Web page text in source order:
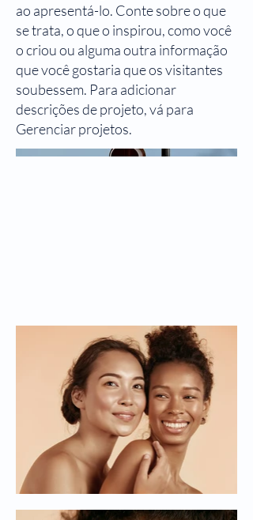
ao apresentá-lo. Conte sobre o que
se trata, o que o inspirou, como você
o criou ou alguma outra informação
que você gostaria que os visitantes
soubessem. Para adicionar
descrições de projeto, vá para
Gerenciar projetos.